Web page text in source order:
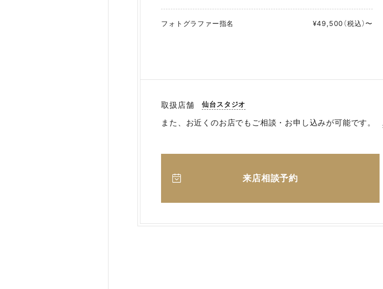
フォトグラファー指名 ¥49,500（税込）〜
取扱店舗 仙台スタジオ
また、お近くのお店でもご相談・お申し込みが可能です。
来店相談予約